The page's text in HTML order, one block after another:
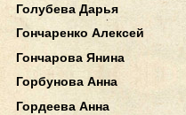
Голубева Дарья
Гончаренко Алексей
Гончарова Янина
Горбунова Анна
Гордеева Анна